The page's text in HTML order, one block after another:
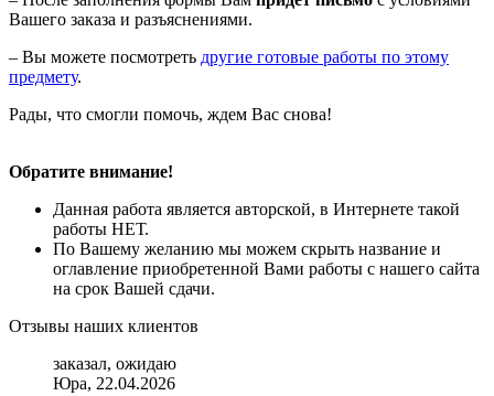
Вашего заказа и разъяснениями.
– Вы можете посмотреть другие готовые работы по этому
предмету.
Рады, что смогли помочь, ждем Вас снова!
Обратите внимание!
Данная работа является авторской, в Интернете такой
работы НЕТ.
По Вашему желанию мы можем скрыть название и
оглавление приобретенной Вами работы с нашего сайта
на срок Вашей сдачи.
Отзывы наших клиентов
заказал, ожидаю
Юра, 22.04.2026